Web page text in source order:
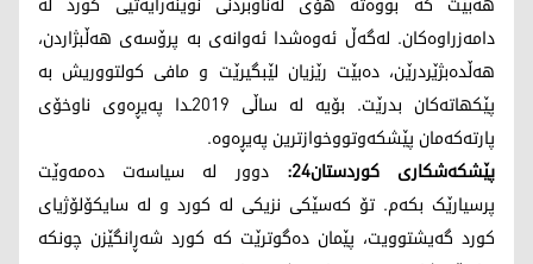
دامەزراوەکان. لەگەڵ ئەوەشدا ئەوانەی بە پرۆسەی هەڵبژاردن،
هەڵدەبژێردرێن، دەبێت رێزیان لێبگیرێت و مافی کولتووریش بە
پێکهاتەکان بدرێت. بۆیە لە ساڵی 2019ـدا پەیڕەوی ناوخۆی
پارتەکەمان پێشکەوتووخوازترین پەیڕەوە.
پێشکەشکاری کوردستان24:
دوور لە سیاسەت دەمەوێت
پرسیارێک بکەم. تۆ کەسێکی نزیکی لە کورد و لە سایکۆلۆژیای
کورد گەیشتوویت، پێمان دەگوترێت کە کورد شەڕانگێزن چونکە